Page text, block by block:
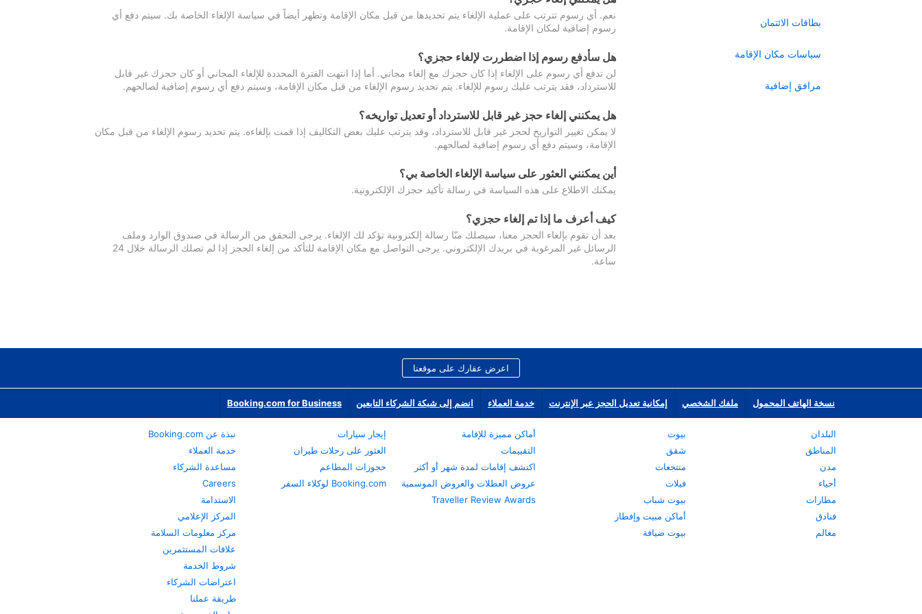
بطاقات الائتمان
سياسات مكان الإقامة
مرافق إضافية
نعم. أي رسوم تترتب على عملية الإلغاء يتم تحديدها من قبل مكان الإقامة وتظهر أيضاً في سياسة الإلغاء الخاصة بك. سيتم دفع أي
رسوم إضافية لمكان الإقامة.
هل سأدفع رسوم إذا اضطررت لإلغاء حجزي؟
لن تدفع أي رسوم على الإلغاء إذا كان حجزك مع إلغاء مجاني. أما إذا انتهت الفترة المحددة للإلغاء المجاني أو كان حجزك غير قابل
للاسترداد، فقد يترتب عليك رسوم للإلغاء. يتم تحديد رسوم الإلغاء من قبل مكان الإقامة، وسيتم دفع أي رسوم إضافية لصالحهم.
هل يمكنني إلغاء حجز غير قابل للاسترداد أو تعديل تواريخه؟
لا يمكن تغيير التواريخ لحجز غير قابل للاسترداد، وقد يترتب عليك بعض التكاليف إذا قمت بإلغاءه. يتم تحديد رسوم الإلغاء من قبل مكان
الإقامة، وسيتم دفع أي رسوم إضافية لصالحهم.
أين يمكنني العثور على سياسة الإلغاء الخاصة بي؟
يمكنك الاطلاع على هذه السياسة في رسالة تأكيد حجزك الإلكترونية.
كيف أعرف ما إذا تم إلغاء حجزي؟
بعد أن تقوم بإلغاء الحجز معنا، سيصلك منّا رسالة إلكترونية تؤكد لك الإلغاء. يرجى التحقق من الرسالة في صندوق الوارد وملف
الرسائل غير المرغوبة في بريدك الإلكتروني. يرجى التواصل مع مكان الإقامة للتأكد من إلغاء الحجز إذا لم تصلك الرسالة خلال 24
ساعة.
اعرض عقارك على موقعنا
نسخة الهاتف المحمول ملفك الشخصي إمكانية تعديل الحجز عبر الإنترنت خدمة العملاء انضم إلى شبكة الشركاء التابعين Booking.com for Business
البلدان
المناطق
مدن
أحياء
مطارات
فنادق
معالم
بيوت
شقق
منتجعات
فيلات
بيوت شباب
أماكن مبيت وإفطار
بيوت ضيافة
أماكن مميزة للإقامة
التقييمات
اكتشف إقامات لمدة شهر أو أكثر
عروض العطلات والعروض الموسمية
Traveller Review Awards
إيجار سيارات
العثور على رحلات طيران
حجوزات المطاعم
Booking.com لوكلاء السفر
نبذة عن Booking.com
خدمة العملاء
مساعدة الشركاء
Careers
الاستدامة
المركز الإعلامي
مركز معلومات السلامة
علاقات المستثمرين
شروط الخدمة
اعتراضات الشركاء
طريقة عملنا